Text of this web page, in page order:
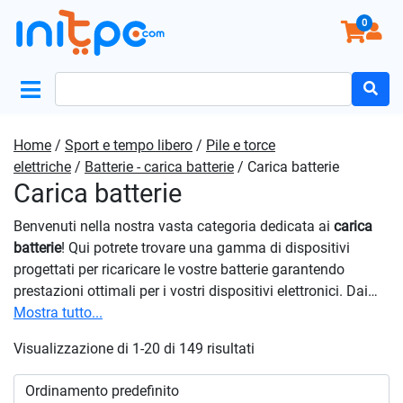
0
Home / Sport e tempo libero / Pile e torce
elettriche / Batterie - carica batterie / Carica batterie
Carica batterie
Benvenuti nella nostra vasta categoria dedicata ai carica
batterie! Qui potrete trovare una gamma di dispositivi
progettati per ricaricare le vostre batterie garantendo
prestazioni ottimali per i vostri dispositivi elettronici. Dai
modelli standard con slot per AA e AAA, a quelli intelligenti
prodotto più adatto alle vostre esigenze di ricarica. Questo
vi permetterà di mantenere i vostri prodotti sempre pronti
all’uso e di prolungarne la durata nel tempo. Inoltre, molti
Mostra tutto...
Visualizzazione di 1-20 di 149 risultati